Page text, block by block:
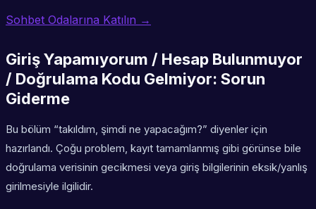
Sohbet Odalarına Katılın →
Giriş Yapamıyorum / Hesap Bulunmuyor
/ Doğrulama Kodu Gelmiyor: Sorun
Giderme
Bu bölüm “takıldım, şimdi ne yapacağım?” diyenler için
hazırlandı. Çoğu problem, kayıt tamamlanmış gibi görünse bile
doğrulama verisinin gecikmesi veya giriş bilgilerinin eksik/yanlış
girilmesiyle ilgilidir.